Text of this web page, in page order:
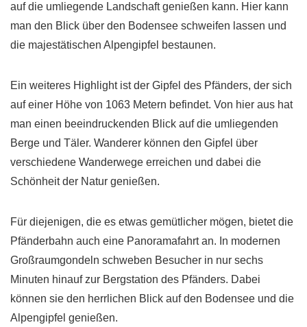
auf die umliegende Landschaft genießen kann. Hier kann
man den Blick über den Bodensee schweifen lassen und
die majestätischen Alpengipfel bestaunen.
Ein weiteres Highlight ist der Gipfel des Pfänders, der sich
auf einer Höhe von 1063 Metern befindet. Von hier aus hat
man einen beeindruckenden Blick auf die umliegenden
Berge und Täler. Wanderer können den Gipfel über
verschiedene Wanderwege erreichen und dabei die
Schönheit der Natur genießen.
Für diejenigen, die es etwas gemütlicher mögen, bietet die
Pfänderbahn auch eine Panoramafahrt an. In modernen
Großraumgondeln schweben Besucher in nur sechs
Minuten hinauf zur Bergstation des Pfänders. Dabei
können sie den herrlichen Blick auf den Bodensee und die
Alpengipfel genießen.